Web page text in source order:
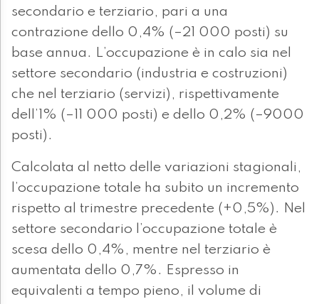
secondario e terziario, pari a una
contrazione dello 0,4% (–21 000 posti) su
base annua. L’occupazione è in calo sia nel
settore secondario (industria e costruzioni)
che nel terziario (servizi), rispettivamente
dell’1% (–11 000 posti) e dello 0,2% (–9000
posti).
Calcolata al netto delle variazioni stagionali,
l’occupazione totale ha subito un incremento
rispetto al trimestre precedente (+0,5%). Nel
settore secondario l’occupazione totale è
scesa dello 0,4%, mentre nel terziario è
aumentata dello 0,7%. Espresso in
equivalenti a tempo pieno, il volume di